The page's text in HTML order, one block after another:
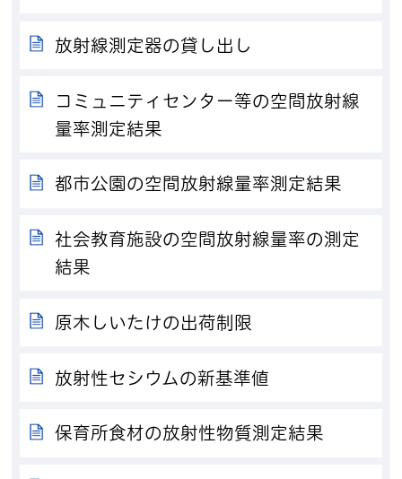
放射線測定器の貸し出し
コミュニティセンター等の空間放射線
量率測定結果
都市公園の空間放射線量率測定結果
社会教育施設の空間放射線量率の測定
結果
原木しいたけの出荷制限
放射性セシウムの新基準値
保育所食材の放射性物質測定結果